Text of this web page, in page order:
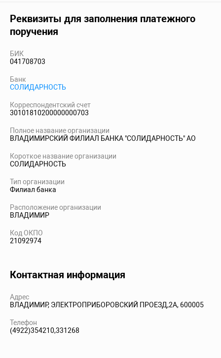
Реквизиты для заполнения платежного
поручения
БИК
041708703
Банк
СОЛИДАРНОСТЬ
Корреспондентский счет
30101810200000000703
Полное название организации
ВЛАДИМИРСКИЙ ФИЛИАЛ БАНКА "СОЛИДАРНОСТЬ" АО
Короткое название организации
СОЛИДАРНОСТЬ
Тип организации
Филиал банка
Расположение организации
ВЛАДИМИР
Код ОКПО
21092974
Контактная информация
Адрес
ВЛАДИМИР, ЭЛЕКТРОПРИБОРОВСКИЙ ПРОЕЗД,2А, 600005
Телефон
(4922)354210,331268